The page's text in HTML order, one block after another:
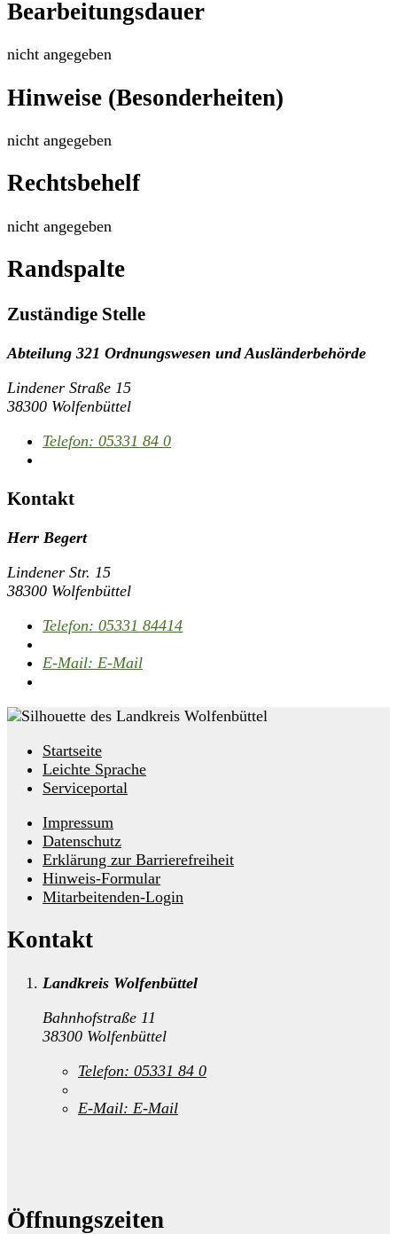
Bearbeitungsdauer
nicht angegeben
Hinweise (Besonderheiten)
nicht angegeben
Rechtsbehelf
nicht angegeben
Randspalte
Zuständige Stelle
Abteilung 321 Ordnungswesen und Ausländerbehörde
Lindener Straße 15
38300 Wolfenbüttel
Telefon: 05331 84 0
Kontakt
Herr Begert
Lindener Str. 15
38300 Wolfenbüttel
Telefon: 05331 84414
E-Mail: E-Mail
Startseite
Leichte Sprache
Serviceportal
Impressum
Datenschutz
Erklärung zur Barrierefreiheit
Hinweis-Formular
Mitarbeitenden-Login
Kontakt
Landkreis Wolfenbüttel
Bahnhofstraße 11
38300 Wolfenbüttel
Telefon: 05331 84 0
E-Mail: E-Mail
Öffnungszeiten